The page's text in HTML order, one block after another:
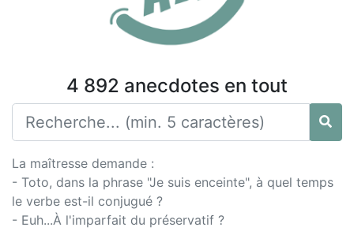
4 892 anecdotes en tout
La maîtresse demande :
- Toto, dans la phrase "Je suis enceinte", à quel temps
le verbe est-il conjugué ?
- Euh...À l'imparfait du préservatif ?